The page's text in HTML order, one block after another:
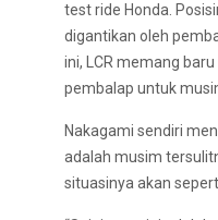
test ride Honda.
digantikan oleh
ini, LCR memang
pembalap untuk
Nakagami sendiri
adalah musim
situasinya akan